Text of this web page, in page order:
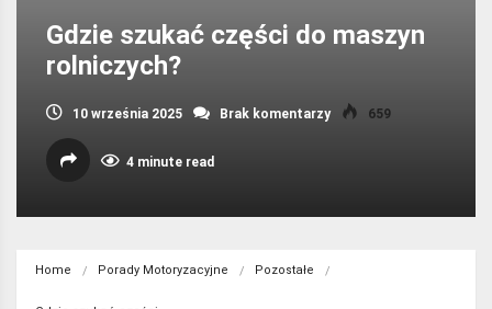
Gdzie szukać części do maszyn
rolniczych?
10 września 2025 Brak komentarzy 659
4 minute read
Home Porady Motoryzacyjne Pozostałe